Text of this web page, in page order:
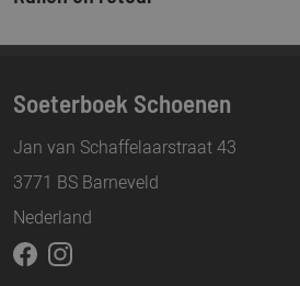
Soeterboek Schoenen
Jan van Schaffelaarstraat 43
3771 BS Barneveld
Nederland